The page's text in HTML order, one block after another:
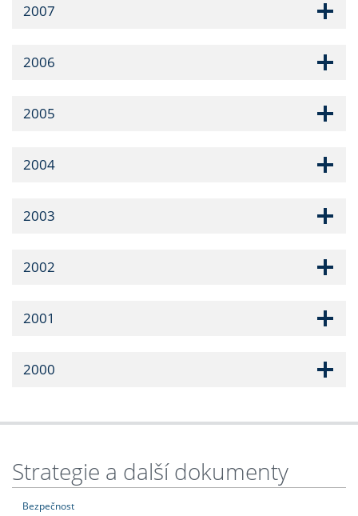
2007
2006
2005
2004
2003
2002
2001
2000
Strategie a další dokumenty
Bezpečnost